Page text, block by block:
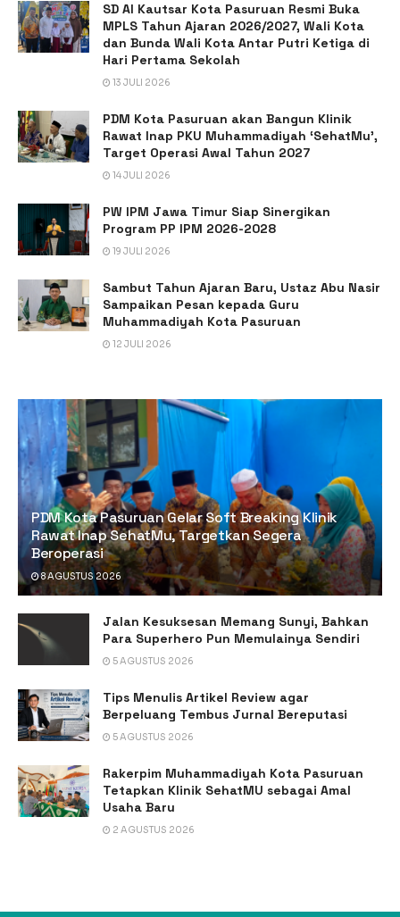
SD Al Kautsar Kota Pasuruan Resmi Buka
MPLS Tahun Ajaran 2026/2027, Wali Kota
dan Bunda Wali Kota Antar Putri Ketiga di
Hari Pertama Sekolah
13 JULI 2026
PDM Kota Pasuruan akan Bangun Klinik
Rawat Inap PKU Muhammadiyah ‘SehatMu’,
Target Operasi Awal Tahun 2027
14 JULI 2026
PW IPM Jawa Timur Siap Sinergikan
Program PP IPM 2026-2028
19 JULI 2026
Sambut Tahun Ajaran Baru, Ustaz Abu Nasir
Sampaikan Pesan kepada Guru
Muhammadiyah Kota Pasuruan
12 JULI 2026
PDM Kota Pasuruan Gelar Soft Breaking Klinik
Rawat Inap SehatMu, Targetkan Segera
Beroperasi
8 AGUSTUS 2026
Jalan Kesuksesan Memang Sunyi, Bahkan
Para Superhero Pun Memulainya Sendiri
5 AGUSTUS 2026
Tips Menulis Artikel Review agar
Berpeluang Tembus Jurnal Bereputasi
5 AGUSTUS 2026
Rakerpim Muhammadiyah Kota Pasuruan
Tetapkan Klinik SehatMU sebagai Amal
Usaha Baru
2 AGUSTUS 2026